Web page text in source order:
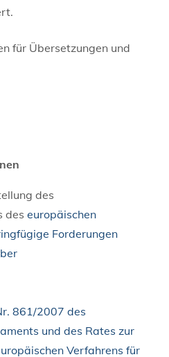
für Übersetzungen und
des
des europäischen
Forderungen
861/2007 des
und des Rates zur
Verfahrens für